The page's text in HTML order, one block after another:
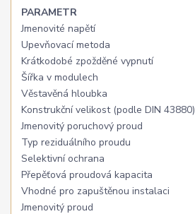
PARAMETR
Jmenovité napětí
Upevňovací metoda
Krátkodobé zpožděné vypnutí
Šířka v modulech
Věstavěná hloubka
Konstrukční velikost (podle DIN 43880)
Jmenovitý poruchový proud
Typ reziduálního proudu
Selektivní ochrana
Přepěťová proudová kapacita
Vhodné pro zapuštěnou instalaci
Jmenovitý proud